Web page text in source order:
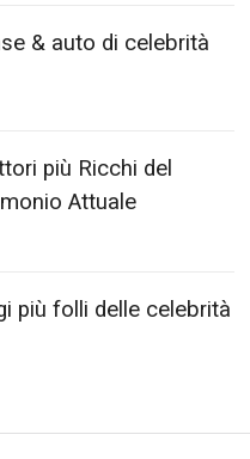
& auto di celebrità
più Ricchi del
Attuale
più folli delle celebrità